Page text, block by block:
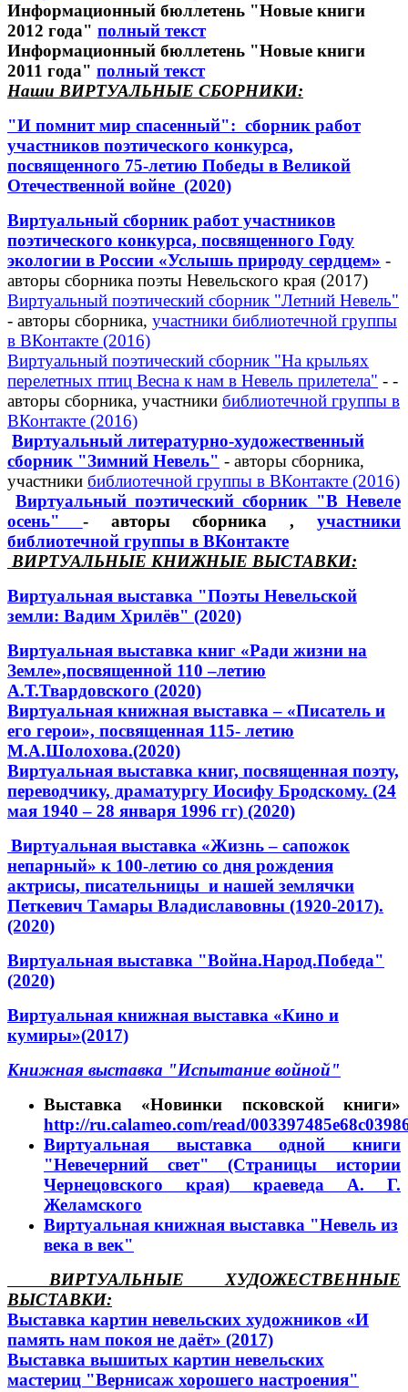
Информационный бюллетень "Новые книги
2012 года" полный текст
Информационный бюллетень "Новые книги
2011 года" полный текст
Наши ВИРТУАЛЬНЫЕ СБОРНИКИ:
"И помнит мир спасенный": сборник работ
участников поэтического конкурса,
посвященного 75-летию Победы в Великой
Отечественной войне (2020)
Виртуальный сборник работ участников
поэтического конкурса, посвященного Году
экологии в России «Услышь природу сердцем» -
авторы сборника поэты Невельского края (2017)
Виртуальный поэтический сборник "Летний Невель"
- авторы сборника, участники библиотечной группы
в ВКонтакте (2016)
Виртуальный поэтический сборник "На крыльях
перелетных птиц Весна к нам в Невель прилетела" - -
авторы сборника, участники библиотечной группы в
ВКонтакте (2016)
Виртуальный литературно-художественный
сборник "Зимний Невель" - авторы сборника,
участники библиотечной группы в ВКонтакте (2016)
Виртуальный поэтический сборник "В Невеле
осень" - авторы сборника ,участники
библиотечной группы в ВКонтакте
ВИРТУАЛЬНЫЕ КНИЖНЫЕ ВЫСТАВКИ:
Виртуальная выставка "Поэты Невельской
земли: Вадим Хрилёв" (2020)
Виртуальная выставка книг «Ради жизни на
Земле»,посвященной 110 –летию
А.Т.Твардовского (2020)
Виртуальная книжная выставка – «Писатель и
его герои», посвященная 115- летию
М.А.Шолохова.(2020)
Виртуальная выставка книг, посвященная поэту,
переводчику, драматургу Иосифу Бродскому. (24
мая 1940 – 28 января 1996 гг) (2020)
Виртуальная выставка «Жизнь – сапожок
непарный» к 100-летию со дня рождения
актрисы, писательницы и нашей землячки
Петкевич Тамары Владиславовны (1920-2017).
(2020)
Виртуальная выставка "Война.Народ.Победа"
(2020)
Виртуальная книжная выставка «Кино и
кумиры»(2017)
Книжная выставка "Испытание войной"
Выставка «Новинки псковской книги»
http://ru.calameo.com/read/
Виртуальная выставка одной книги
"Невечерний свет" (Страницы истории
Чернецовского края) краеведа А. Г.
Желамского
Виртуальная книжная выставка "Невель из
века в век"
ВИРТУАЛЬНЫЕ ХУДОЖЕСТВЕННЫЕ
ВЫСТАВКИ:
Выставка картин невельских художников «И
память нам покоя не даёт» (2017)
Выставка вышитых картин невельских
мастериц "Вернисаж хорошего настроения"